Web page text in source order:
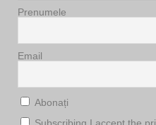
Prenumele
Email
Abonați